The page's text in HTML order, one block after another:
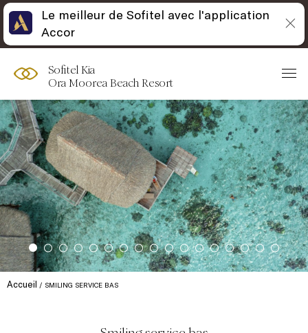
Sofitel Kia
Ora Moorea Beach Resort
Accueil SMILING SERVICE BAS
Le meilleur de Sofitel avec l'application
Accor